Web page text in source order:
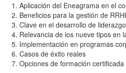
Aplicación del Eneagrama en el
Beneficios para la gestión de
Clave en el desarrollo de liderazgo
Relevancia de los nueve tipos en
Implementación en programas
Casos de éxito reales
Opciones de formación certificada